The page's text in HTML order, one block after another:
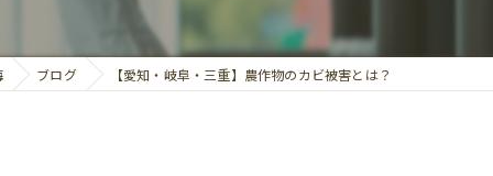
ブログ 【愛知・岐阜・三重】農作物のカビ被害とは？